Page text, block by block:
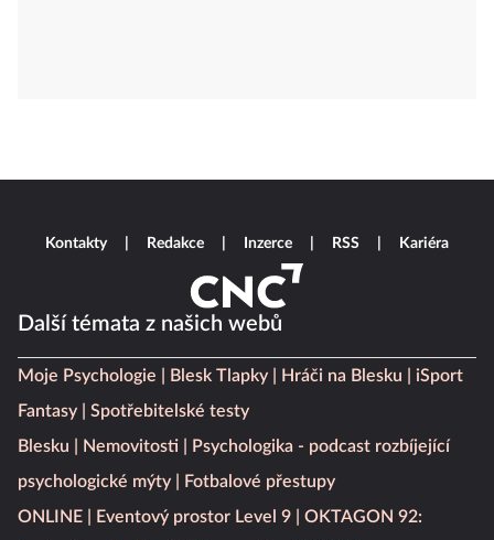
Další témata z našich webů
Moje Psychologie Blesk Tlapky Hráči na Blesku
iSport
Fantasy
Spotřebitelské testy
Blesku
Nemovitosti
Psychologika - podcast rozbíjející
psychologické mýty
Fotbalové přestupy
ONLINE
Eventový prostor Level 9
OKTAGON 92:
Kontakty Redakce Inzerce RSS Kariéra